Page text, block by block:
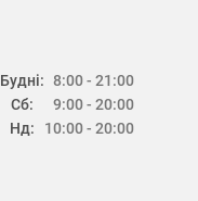
Будні:
Сб:
Нд:
8:00 - 21:00
9:00 - 20:00
10:00 - 20:00